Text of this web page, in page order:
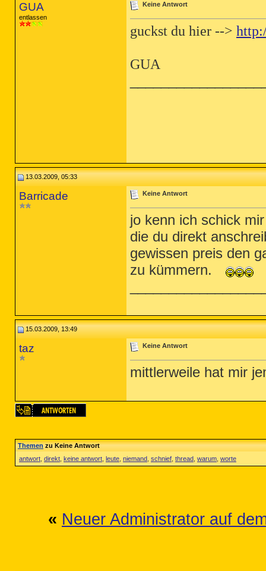
GUA
entlassen
Keine Antwort
guckst du hier -->
GUA
13.03.2009, 05:33
Barricade Keine Antwort
jo kenn ich schick
die du direkt
gewissen preis den
zu kümmern.
15.03.2009, 13:49
taz Keine Antwort
mittlerweile hat mir
Themenzu Keine Antwort
antwort direkt keine antwort leute niemand schnief thread warum worte
« Neuer Administrator auf